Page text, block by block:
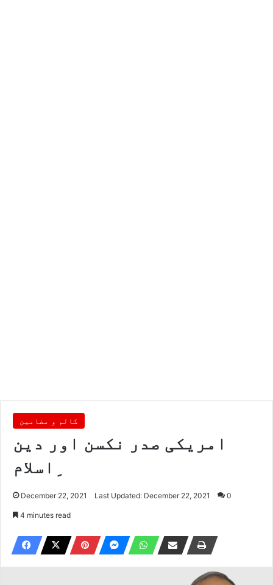
کالم و مضامین
امریکی صدر نکسن اور دین
ِاسلام
December 22, 2021 Last Updated: December 22, 2021 0
4 minutes read